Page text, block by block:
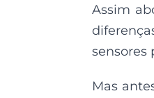
Assim
sensores
Mas